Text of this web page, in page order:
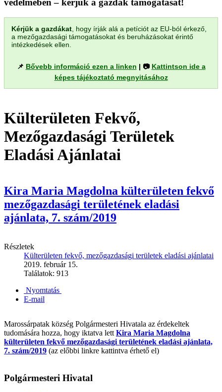
védelmében – kérjük a gazdák támogatását!
Kérjük a gazdákat , hogy írják alá a petíciót az EU-ból érkező,
a mezőgazdasági támogatásokat és beruházásokat érintő
intézkedések ellen.
📌 Bővebb információ ezen a linken | 📷 Kattintson ide a
képes tájékoztató megnyitásához
Külterületen Fekvő,
Mezőgazdasági Területek
Eladási Ajánlatai
Kira Maria Magdolna külterületen fekvő
mezőgazdasági területének eladási
ajánlata, 7. szám/2019
Részletek
Külterületen fekvő, mezőgazdasági területek eladási ajánlatai
2019. február 15.
Találatok: 913
Nyomtatás
E-mail
Marossárpatak község Polgármesteri Hivatala az érdekeltek
tudomására hozza, hogy iktatva lett Kira Maria Magdolna
külterületen fekvő mezőgazdasági területének eladási ajánlata,
7. szám/2019 (az előbbi linkre kattintva érhető el)
Polgármesteri Hivatal